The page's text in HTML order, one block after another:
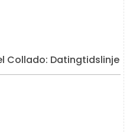
Collado: Datingtidslinje